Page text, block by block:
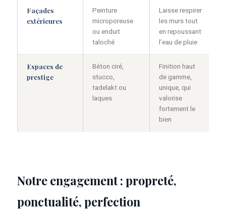
Façades
extérieures
Peinture
microporeuse
ou enduit
taloché
Laisse respirer
les murs tout
en repoussant
l’eau de pluie
Espaces de
prestige
Béton ciré,
stucco,
tadelakt ou
laques
Finition haut
de gamme,
unique, qui
valorise
fortement le
bien
Notre engagement : propreté,
ponctualité, perfection